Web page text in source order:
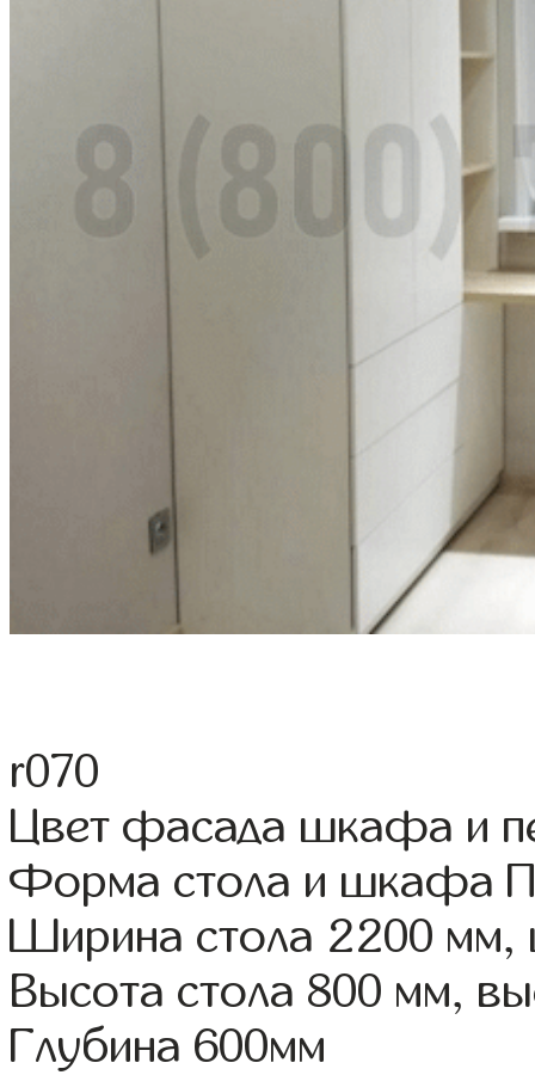
r070
Цвет фасада шкафа и
Форма стола и шкафа
Ширина стола 2200
Высота стола 800 мм,
Глубина 600мм